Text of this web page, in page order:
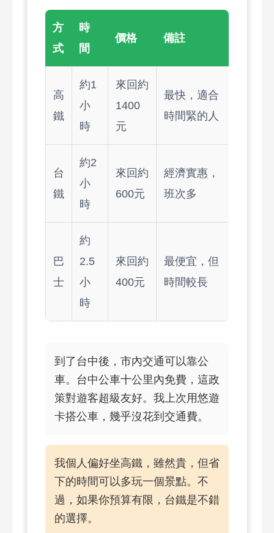
方
式
時
間
價格 備註
高
鐵
約1
小
時
來回約
1400
元
最快，適合
時間緊的人
台
鐵
約2
小
時
來回約
600元
經濟實惠，
班次多
巴
士
約
2.5
小
時
來回約
400元
最便宜，但
時間較長
到了台中後，市內交通可以靠公
車。台中公車十公里內免費，這政
策對遊客超級友好。我上次用悠遊
卡搭公車，幾乎沒花到交通費。
我個人偏好坐高鐵，雖然貴，但省
下的時間可以多玩一個景點。不
過，如果你預算有限，台鐵是不錯
的選擇。